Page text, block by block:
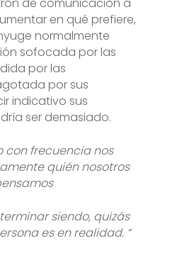
en qué prefiere,
normalmente
sofocada por las
por las
por sus
indicativo sus
ser demasiado.
con frecuencia nos
quién nosotros
siendo, quizás
es en realidad. “